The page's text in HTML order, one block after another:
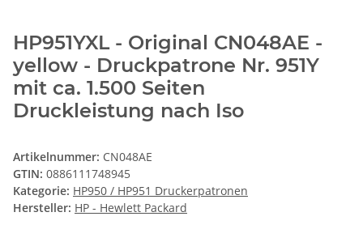
HP951YXL - Original CN048AE -
yellow - Druckpatrone Nr. 951Y
mit ca. 1.500 Seiten
Druckleistung nach Iso
Artikelnummer: CN048AE
GTIN: 0886111748945
Kategorie: HP950 / HP951 Druckerpatronen
Hersteller: HP - Hewlett Packard